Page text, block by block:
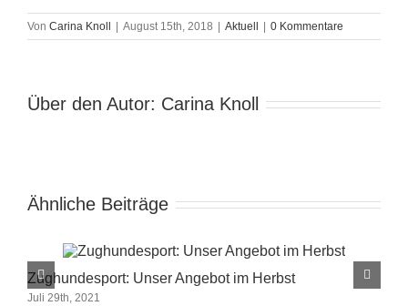
Von Carina Knoll August 15th, 2018 Aktuell 0 Kommentare
Über den Autor: Carina Knoll
Ähnliche Beiträge
Zughundesport: Unser Angebot im Herbst
Juli 29th, 2021